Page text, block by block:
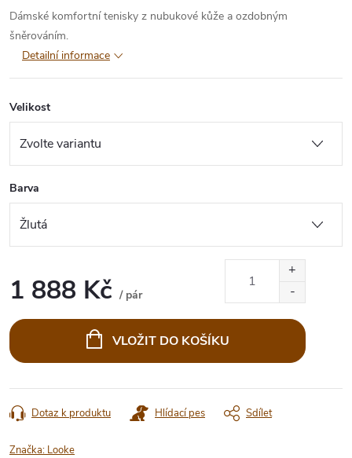
Dámské komfortní tenisky z nubukové kůže a ozdobným
šněrováním.
Detailní informace
Velikost
Barva
1 888 Kč / pár
cena:
VLOŽIT DO KOŠÍKU
Dotaz k produktu Hlídací pes Sdílet
Značka: Looke